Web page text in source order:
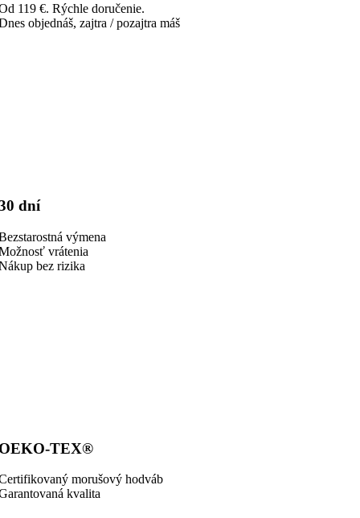
119 €. Rýchle doručenie.
objednáš, zajtra / pozajtra máš
dní
výmena
vrátenia
bez rizika
TEX®
morušový hodváb
kvalita